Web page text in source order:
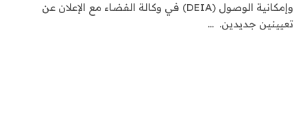
وإمكانية الوصول (DEIA) في وكالة الفضاء مع الإعلان عن
تعيينين جديدين. …